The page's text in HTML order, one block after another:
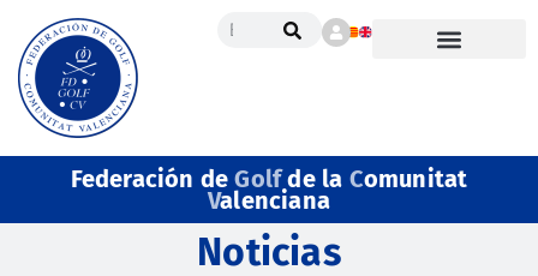
Federación deGolfde la Comunitat
Valenciana
Noticias